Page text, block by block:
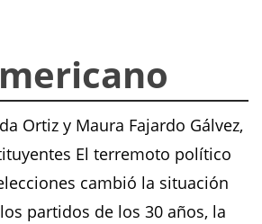
Ortiz y Maura Fajardo Gálvez,
El terremoto político
cambió la situación
partidos de los 30 años, la